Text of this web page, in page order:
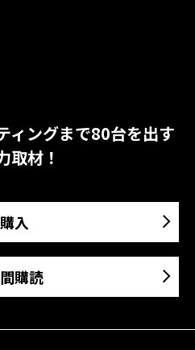
ィングまで80台を出す
取材！
購入
購読